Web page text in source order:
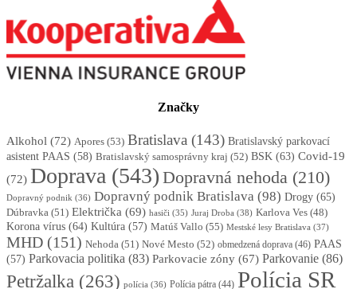
Značky
Alkohol (72) Apores (53) Bratislava (143) Bratislavský parkovací
asistent PAAS (58) Bratislavský samosprávny kraj (52) BSK (63) Covid-19
(72) Doprava (543) Dopravná nehoda (210)
Dopravný podnik (36) Dopravný podnik Bratislava (98) Drogy (65)
Dúbravka (51) Električka (69) hasiči (35) Juraj Droba (38) Karlova Ves (48)
Korona vírus (64) Kultúra (57) Matúš Vallo (55) Mestské lesy Bratislava (37)
MHD (151) Nehoda (51) Nové Mesto (52) obmedzená doprava (46) PAAS
(57) Parkovacia politika (83) Parkovacie zóny (67) Parkovanie (86)
Petržalka (263) polícia (36) Polícia pátra (44) Polícia SR